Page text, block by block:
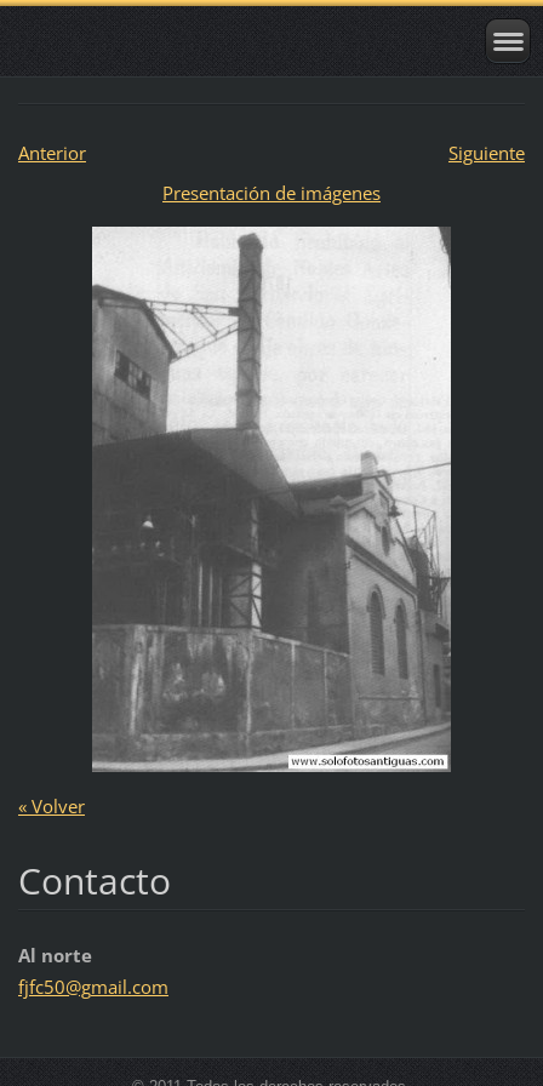
Anterior
Siguiente
Presentación de imágenes
« Volver
Contacto
Al norte
fjfc50@gmail.com